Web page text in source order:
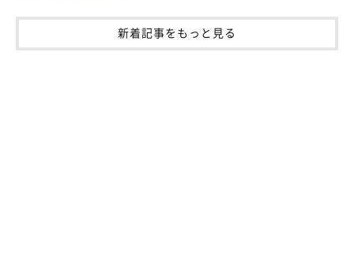
合は、濡らしたガーゼなどでやさしく拭くのも手ですよ。
新着記事をもっと見る